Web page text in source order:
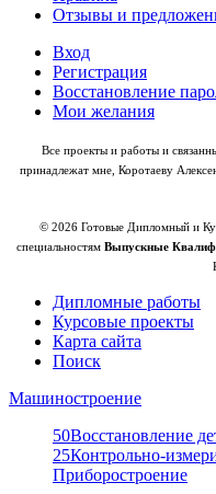
Отзывы и
Вход
Регистрация
Восстановление
Мои желания
Все проекты и работы и
принадлежат мне, Коротаеву
© 2026 Готовые Дипломный и
специальностям Выпускные
Дипломные работы
Курсовые проекты
Карта сайта
Поиск
Машиностроение
50Восстановление
25Контрольно-
Приборостроение